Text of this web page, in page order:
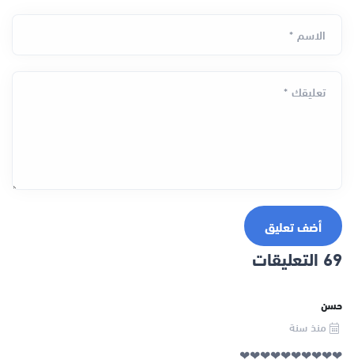
الاسم *
تعليقك *
أضف تعليق
69 التعليقات
حسن
منذ سنة
❤❤❤❤❤❤❤❤❤❤